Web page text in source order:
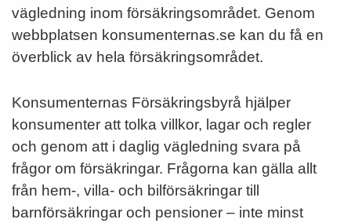
vägledning inom försäkringsområdet. Genom
webbplatsen konsumenternas.se kan du få en
överblick av hela försäkringsområdet.
Konsumenternas Försäkringsbyrå hjälper
konsumenter att tolka villkor, lagar och regler
och genom att i daglig vägledning svara på
frågor om försäkringar. Frågorna kan gälla allt
från hem-, villa- och bilförsäkringar till
barnförsäkringar och pensioner – inte minst